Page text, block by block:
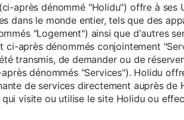
après dénommé "Holidu") offre à ses
dans le monde entier, tels que des
"Logement") ainsi que d'autres
après dénommés conjointement
transmis, de demander ou de
dénommés "Services"). Holidu
de services directement auprès de
visite ou utilise le site Holidu ou